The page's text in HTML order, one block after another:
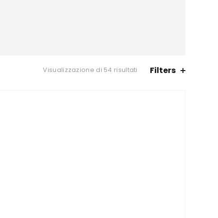
Visualizzazione di 54 risultati Filters